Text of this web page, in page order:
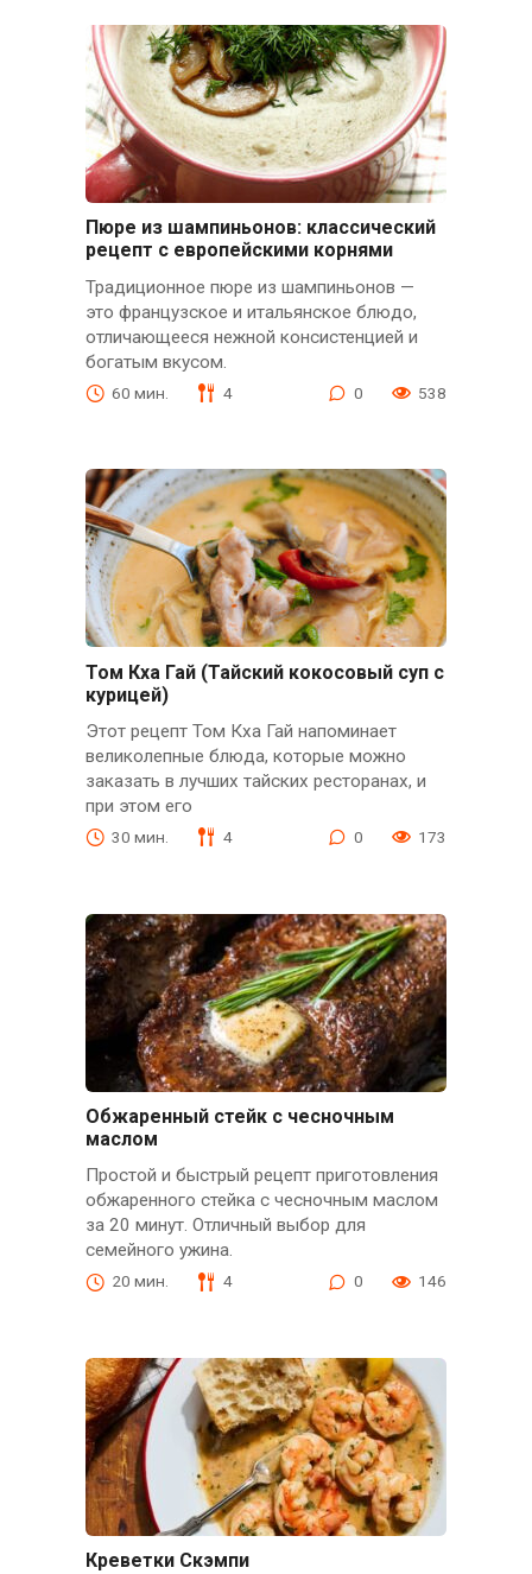
Пюре из шампиньонов: классический
рецепт с европейскими корнями
Традиционное пюре из шампиньонов —
это французское и итальянское блюдо,
отличающееся нежной консистенцией и
богатым вкусом.
60 мин. 4 0 538
Том Кха Гай (Тайский кокосовый суп с
курицей)
Этот рецепт Том Кха Гай напоминает
великолепные блюда, которые можно
заказать в лучших тайских ресторанах, и
при этом его
30 мин. 4 0 173
Обжаренный стейк с чесночным
маслом
Простой и быстрый рецепт приготовления
обжаренного стейка с чесночным маслом
за 20 минут. Отличный выбор для
семейного ужина.
20 мин. 4 0 146
Креветки Скэмпи